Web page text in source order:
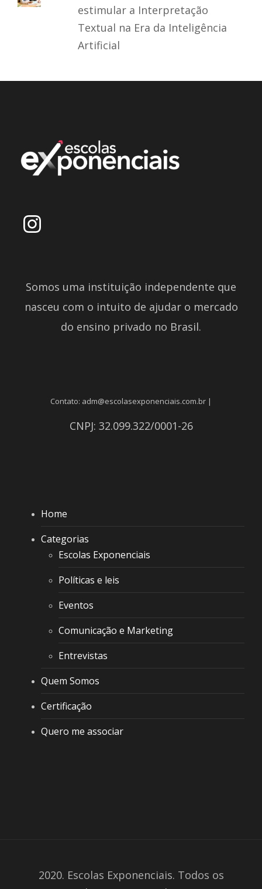
estimular a Interpretação
Textual na Era da Inteligência
Artificial
Somos uma instituição independente que
nasceu com o intuito de ajudar o mercado
do ensino privado no Brasil.
Contato: adm@escolasexponenciais.com.br |
CNPJ: 32.099.322/0001-26
Home
Categorias
Escolas Exponenciais
Políticas e leis
Eventos
Comunicação e Marketing
Entrevistas
Quem Somos
Certificação
Quero me associar
2020. Escolas Exponenciais. Todos os